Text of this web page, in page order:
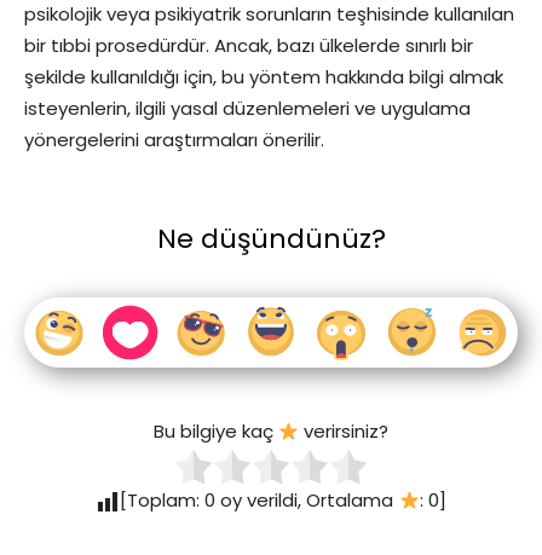
psikolojik veya psikiyatrik sorunların teşhisinde kullanılan
bir tıbbi prosedürdür. Ancak, bazı ülkelerde sınırlı bir
şekilde kullanıldığı için, bu yöntem hakkında bilgi almak
isteyenlerin, ilgili yasal düzenlemeleri ve uygulama
yönergelerini araştırmaları önerilir.
Ne düşündünüz?
Bu bilgiye kaç verirsiniz?
[Toplam:0 oy verildi, Ortalama : 0]